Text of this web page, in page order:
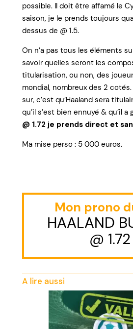
possible. Il doit être affamé le
saison, je le prends toujours
dessus de @ 1.5.
On n’a pas tous les éléments
savoir quelles seront les
titularisation, ou non, des
mondial, nombreux des 2
sur, c’est qu’Haaland sera
qu’il s’est bien ennuyé & qu’il a
@ 1.72 je prends direct et
Ma mise perso : 5 000 euros.
Mon prono
HAALAND
@ 1.72
A lire aussi